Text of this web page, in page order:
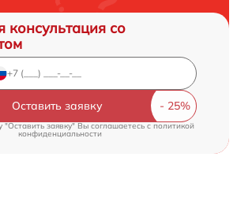
консультация со
Оставить заявку
"Оставить заявку" Вы соглашаетесь cполитикой
конфиденциальности